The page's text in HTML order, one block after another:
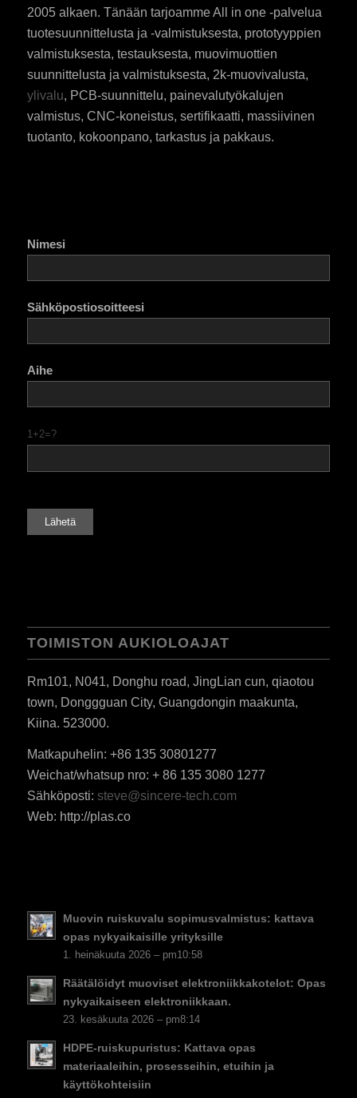
2005 alkaen. Tänään tarjoamme All in one -palvelua
tuotesuunnittelusta ja -valmistuksesta, prototyyppien
valmistuksesta, testauksesta, muovimuottien
suunnittelusta ja valmistuksesta, 2k-muovivalusta,
ylivalu, PCB-suunnittelu, painevalutyökalujen
valmistus, CNC-koneistus, sertifikaatti, massiivinen
tuotanto, kokoonpano, tarkastus ja pakkaus.
Nimesi
Sähköpostiosoitteesi
Aihe
1+2=?
TOIMISTON AUKIOLOAJAT
Rm101, N041, Donghu road, JingLian cun, qiaotou
town, Donggguan City, Guangdongin maakunta,
Kiina. 523000.
Matkapuhelin: +86 135 30801277
Weichat/whatsup nro: + 86 135 3080 1277
Sähköposti: steve@sincere-tech.com
Web: http://plas.co
Muovin ruiskuvalu sopimusvalmistus: kattava
opas nykyaikaisille yrityksille
1. heinäkuuta 2026 – pm10:58
Räätälöidyt muoviset elektroniikkakotelot: Opas
nykyaikaiseen elektroniikkaan.
23. kesäkuuta 2026 – pm8:14
HDPE-ruiskupuristus: Kattava opas
materiaaleihin, prosesseihin, etuihin ja
käyttökohteisiin
ES
JA
PT
CS
DA
RO
ES_MX